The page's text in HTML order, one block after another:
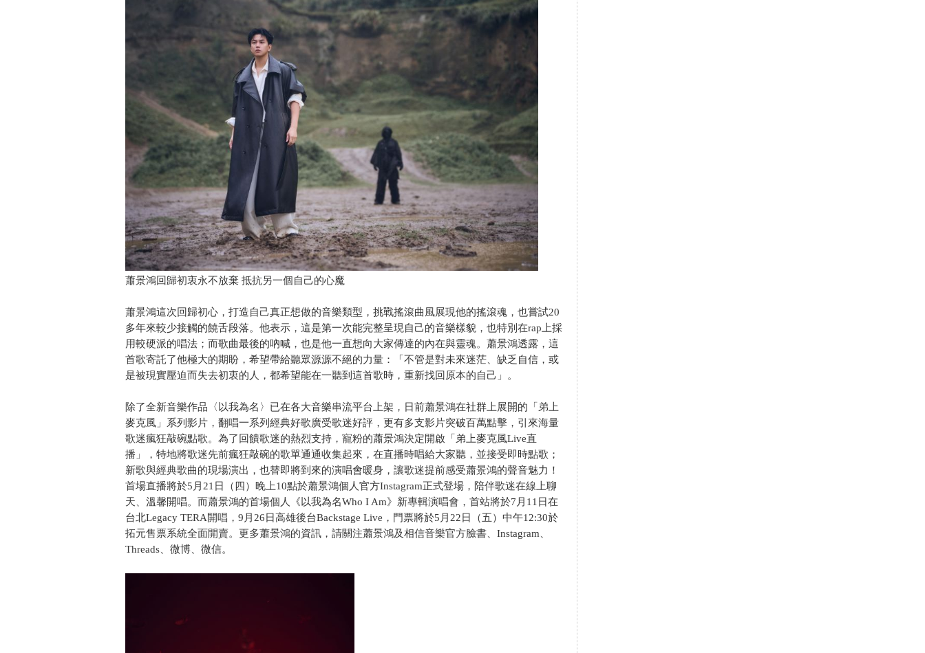
蕭景鴻回歸初衷永不放棄 抵抗另一個自己的心魔
蕭景鴻這次回歸初心，打造自己真正想做的音樂類型，挑戰搖滾曲風展現他的搖滾魂，也嘗試20
多年來較少接觸的饒舌段落。他表示，這是第一次能完整呈現自己的音樂樣貌，也特別在rap上採
用較硬派的唱法；而歌曲最後的吶喊，也是他一直想向大家傳達的內在與靈魂。蕭景鴻透露，這
首歌寄託了他極大的期盼，希望帶給聽眾源源不絕的力量：「不管是對未來迷茫、缺乏自信，或
是被現實壓迫而失去初衷的人，都希望能在一聽到這首歌時，重新找回原本的自己」。
除了全新音樂作品〈以我為名〉已在各大音樂串流平台上架，日前蕭景鴻在社群上展開的「弟上
麥克風」系列影片，翻唱一系列經典好歌廣受歌迷好評，更有多支影片突破百萬點擊，引來海量
歌迷瘋狂敲碗點歌。為了回饋歌迷的熱烈支持，寵粉的蕭景鴻決定開啟「弟上麥克風Live直
播」，特地將歌迷先前瘋狂敲碗的歌單通通收集起來，在直播時唱給大家聽，並接受即時點歌；
新歌與經典歌曲的現場演出，也替即將到來的演唱會暖身，讓歌迷提前感受蕭景鴻的聲音魅力！
首場直播將於5月21日（四）晚上10點於蕭景鴻個人官方Instagram正式登場，陪伴歌迷在線上聊
天、溫馨開唱。而蕭景鴻的首場個人《以我為名Who I Am》新專輯演唱會，首站將於7月11日在
台北Legacy TERA開唱，9月26日高雄後台Backstage Live，門票將於5月22日（五）中午12:30於
拓元售票系統全面開賣。更多蕭景鴻的資訊，請關注蕭景鴻及相信音樂官方臉書、Instagram、
Threads、微博、微信。